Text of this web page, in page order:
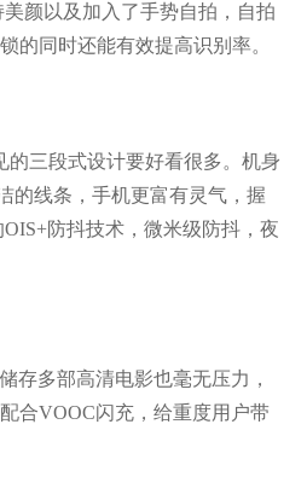
颜以及加入了手势自拍，自拍
的同时还能有效提高识别率。
的三段式设计要好看很多。机身
的线条，手机更富有灵气，握
防抖技术，微米级防抖，夜
存多部高清电影也毫无压力，
合VOOC闪充，给重度用户带